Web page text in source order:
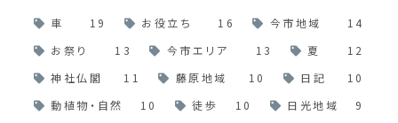
車 19 お役立ち 16 今市地域
14
お祭り
13 今市エリア 13 夏
12
神社仏閣
11 藤原地域 10 日記
10
動植物・自然
10 徒歩 10 日光地域
9